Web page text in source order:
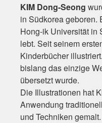
KIM Dong-Seong
in Südkorea geboren.
Hong-ik Universität in
lebt. Seit seinem
Kinderbücher
bislang das einzige
übersetzt wurde.
Die Illustrationen hat
Anwendung
und Techniken gemalt.